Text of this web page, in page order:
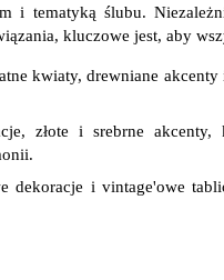
i tematyką ślubu.
kluczowe jest, aby
kwiaty, drewniane
złote i srebrne
dekoracje i vintage'owe